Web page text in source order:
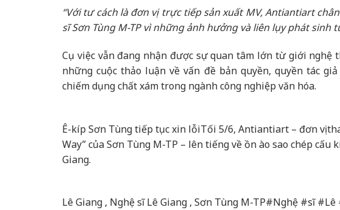
“Với tư cách là đơn vị trực tiếp sản xuất MV, Antiantiart
sĩ Sơn Tùng M-TP vì những ảnh hưởng và liên lụy phát sinh
Cụ việc vẫn đang nhận được sự quan tâm lớn từ giới
những cuộc thảo luận về vấn đề bản quyền, quyền tác
chiếm dụng chất xám trong ngành công nghiệp văn hóa.
Ê-kíp Sơn Tùng tiếp tục xin lỗiTối 5/6, Antiantiart – đơn vị
Way” của Sơn Tùng M-TP – lên tiếng về ồn ào sao chép
Giang.
Lê Giang , Nghệ sĩ Lê Giang , Sơn Tùng M-TP#Nghệ #sĩ